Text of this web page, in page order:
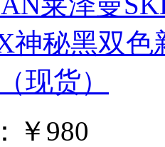
神秘黑双色
现货）
￥980